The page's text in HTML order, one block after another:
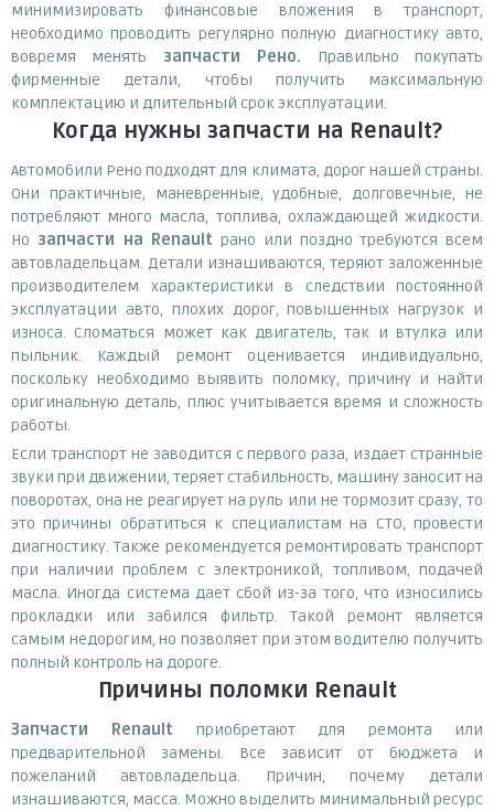
минимизировать финансовые вложения в транспорт,
необходимо проводить регулярно полную диагностику авто,
вовремя менять запчасти Рено. Правильно покупать
фирменные детали, чтобы получить максимальную
комплектацию и длительный срок эксплуатации.
Когда нужны запчасти на Renault?
Автомобили Рено подходят для климата, дорог нашей страны.
Они практичные, маневренные, удобные, долговечные, не
потребляют много масла, топлива, охлаждающей жидкости.
Но запчасти на Renault рано или поздно требуются всем
автовладельцам. Детали изнашиваются, теряют заложенные
производителем характеристики в следствии постоянной
эксплуатации авто, плохих дорог, повышенных нагрузок и
износа. Сломаться может как двигатель, так и втулка или
пыльник. Каждый ремонт оценивается индивидуально,
поскольку необходимо выявить поломку, причину и найти
оригинальную деталь, плюс учитывается время и сложность
работы.
Если транспорт не заводится с первого раза, издает странные
звуки при движении, теряет стабильность, машину заносит на
поворотах, она не реагирует на руль или не тормозит сразу, то
это причины обратиться к специалистам на СТО, провести
диагностику. Также рекомендуется ремонтировать транспорт
при наличии проблем с электроникой, топливом, подачей
масла. Иногда система дает сбой из-за того, что износились
прокладки или забился фильтр. Такой ремонт является
самым недорогим, но позволяет при этом водителю получить
полный контроль на дороге.
Причины поломки Renault
Запчасти Renault приобретают для ремонта или
предварительной замены. Все зависит от бюджета и
пожеланий автовладельца. Причин, почему детали
изнашиваются, масса. Можно выделить минимальный ресурс